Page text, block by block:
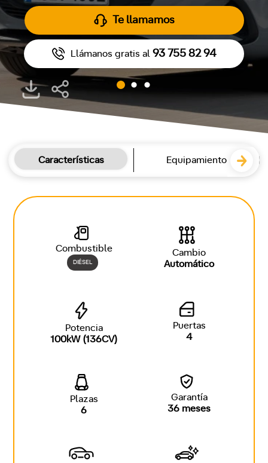
Te llamamos
Llámanos gratis al 93 755 82 94
Características Equipamiento
Combustible
DIÉSEL
Cambio
Automático
Potencia
100kW (136CV)
Puertas
4
Plazas
6
Garantía
36 meses